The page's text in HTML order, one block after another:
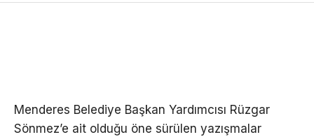
Menderes Belediye Başkan Yardımcısı Rüzgar
Sönmez’e ait olduğu öne sürülen yazışmalar